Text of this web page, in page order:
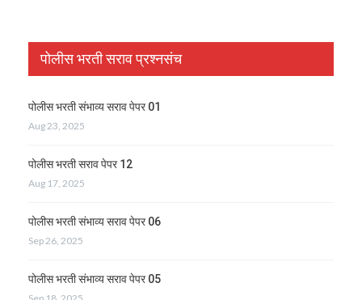
पोलीस भरती सराव प्रश्नसंच
पोलीस भरती संभाव्य सराव पेपर 01
Aug 23, 2025
पोलीस भरती सराव पेपर 12
Aug 17, 2025
पोलीस भरती संभाव्य सराव पेपर 06
Sep 26, 2025
पोलीस भरती संभाव्य सराव पेपर 05